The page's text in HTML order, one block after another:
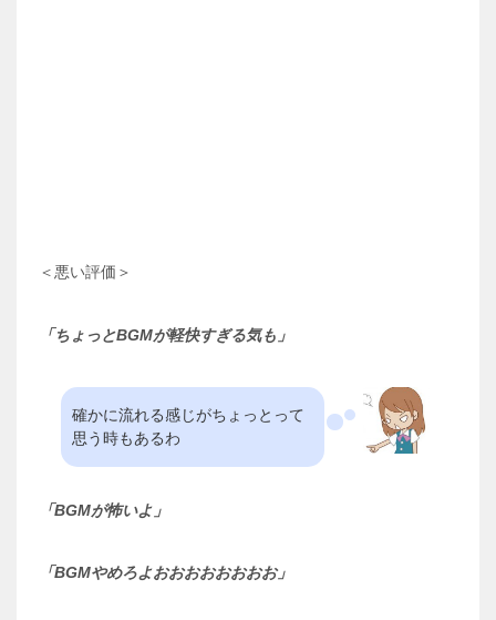
＜悪い評価＞
「ちょっとBGMが軽快すぎる気も」
確かに流れる感じがちょっとって
思う時もあるわ
「BGMが怖いよ」
「BGMやめろよおおおおおおおお」